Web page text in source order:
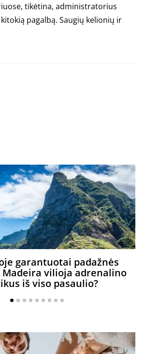
tikėtina, administratorius
pagalbą. Saugių kelionių ir
garantuotai padažnės
Madeira vilioja adrenalino
iš viso pasaulio?